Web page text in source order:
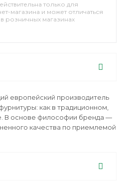
только для
магазина и может отличаться
розничных магазинах
европейский производитель
как в традиционном,
В основе философии бренда —
качества по приемлемой